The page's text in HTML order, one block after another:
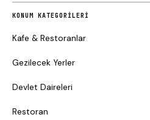
KONUM KATEGORILERI
Kafe & Restoranlar
Gezilecek Yerler
Devlet Daireleri
Restoran